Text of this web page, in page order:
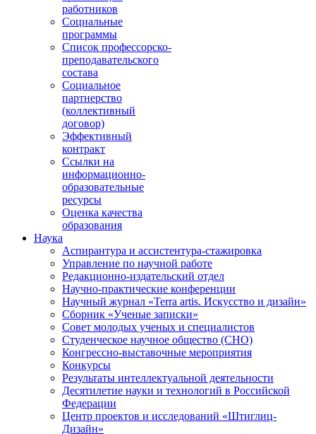
работников
Социальные
программы
Список профессорско-
преподавательского
состава
Социальное
партнерство
(коллективный
договор)
Эффективный
контракт
Ссылки на
информационно-
образовательные
ресурсы
Оценка качества
образования
Наука
Аспирантура и ассистентура-стажировка
Управление по научной работе
Редакционно-издательский отдел
Научно-практические конференции
Научный журнал «Terra artis. Искусство и дизайн»
Сборник «Ученые записки»
Совет молодых ученых и специалистов
Студенческое научное общество (СНО)
Конгрессно-выставочные мероприятия
Конкурсы
Результаты интеллектуальной деятельности
Десятилетие науки и технологий в Российской
Федерации
Центр проектов и исследований «Штиглиц-
Дизайн»